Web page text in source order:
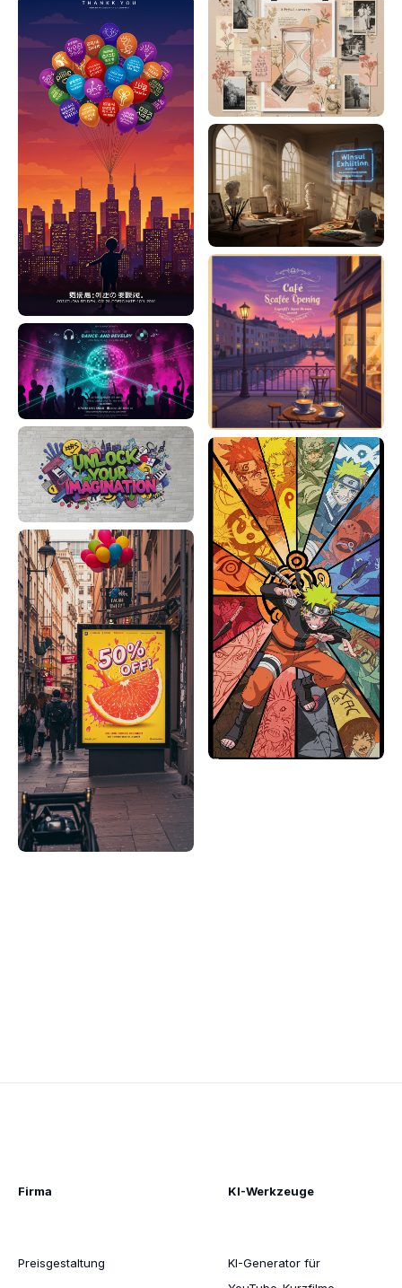
Firma
Preisgestaltung
KI-Werkzeuge
KI-Generator für